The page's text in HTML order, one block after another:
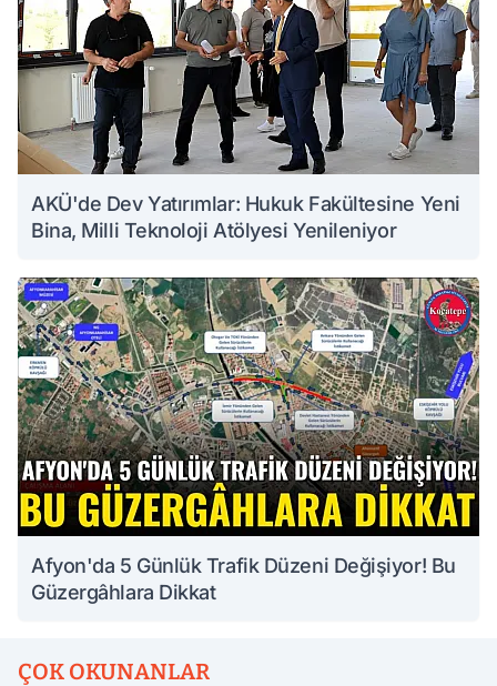
AKÜ'de Dev Yatırımlar: Hukuk Fakültesine Yeni
Bina, Milli Teknoloji Atölyesi Yenileniyor
Afyon'da 5 Günlük Trafik Düzeni Değişiyor! Bu
Güzergâhlara Dikkat
ÇOK OKUNANLAR